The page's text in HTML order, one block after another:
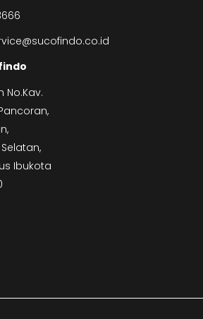
No.Kav.
Pancoran,
Ibukota